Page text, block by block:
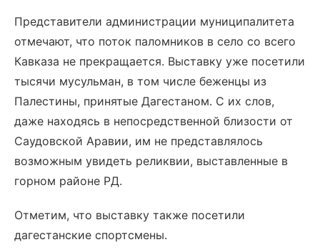
Представители администрации муниципалитета
отмечают, что поток паломников в село со всего
Кавказа не прекращается. Выставку уже посетили
тысячи мусульман, в том числе беженцы из
Палестины, принятые Дагестаном. С их слов,
даже находясь в непосредственной близости от
Саудовской Аравии, им не представлялось
возможным увидеть реликвии, выставленные в
горном районе РД.
Отметим, что выставку также посетили
дагестанские спортсмены.